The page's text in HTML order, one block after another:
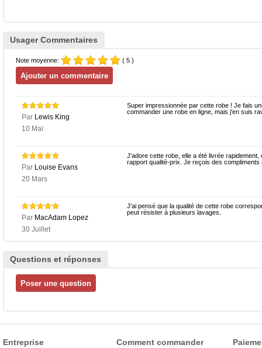
Usager Commentaires
Note moyenne: ( 5 )
Par Lewis King
10 Mai
Super impressionnée par cette robe ! Je fais
commander une robe en ligne, mais j'en suis
Par Louise Evans
20 Mars
J'adore cette robe, elle a été livrée
rapport qualité-prix. Je reçois des compliments
Par MacAdam Lopez
30 Juillet
J'ai pensé que la qualité de cette robe
peut résister à plusieurs lavages.
Questions et réponses
Entreprise Comment commander